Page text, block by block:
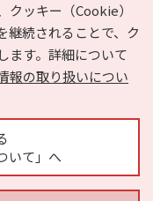
クッキー（Cookie）
継続されることで、ク
ます。詳細について
報の取り扱いについ
いて」へ
Reserved.